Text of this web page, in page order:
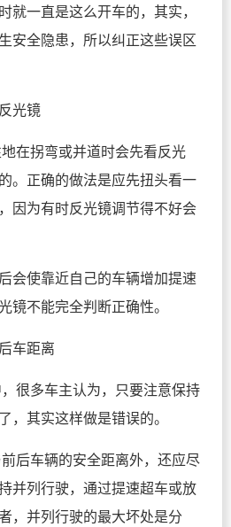
就一直是这么开车的，其实，
安全隐患，所以纠正这些误区
光镜
在拐弯或并道时会先看反光
。正确的做法是应先扭头看一
因为有时反光镜调节得不好会
会使靠近自己的车辆增加提速
镜不能完全判断正确性。
车距离
很多车主认为，只要注意保持
，其实这样做是错误的。
后车辆的安全距离外，还应尽
并列行驶，通过提速超车或放
，并列行驶的最大坏处是分